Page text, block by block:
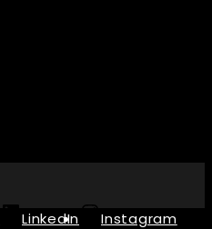
LinkedIn Instagram